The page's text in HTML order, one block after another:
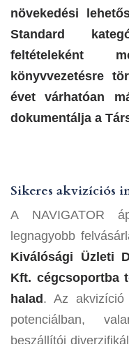
növekedési
Standard
feltételeként
könyvvezetésre
évet várhatóan
dokumentálja a
Sikeres akvizíciós
A NAVIGATOR
legnagyobb
Kiválósági Üzleti
Kft. cégcsoportba
halad. Az akvizíció
potenciálban,
beszállítói